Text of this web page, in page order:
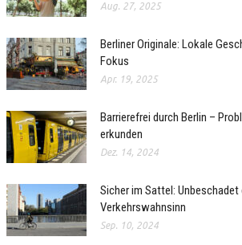
Aug. 27, 2025
Berliner Originale: Lokale
Fokus
Apr. 19, 2025
Barrierefrei durch Berlin –
erkunden
Dez. 14, 2024
Sicher im Sattel: Unbeschadet
Verkehrswahnsinn
Sep. 10, 2024